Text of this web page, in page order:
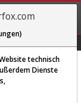
REGIS-
TRIEREN
technisch
Dienste